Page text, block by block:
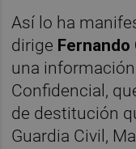
Así lo ha
dirige Fernando
una
Confidencial,
de destitución
Guardia Civil,